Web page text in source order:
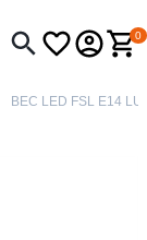
0
BEC LED FSL E14